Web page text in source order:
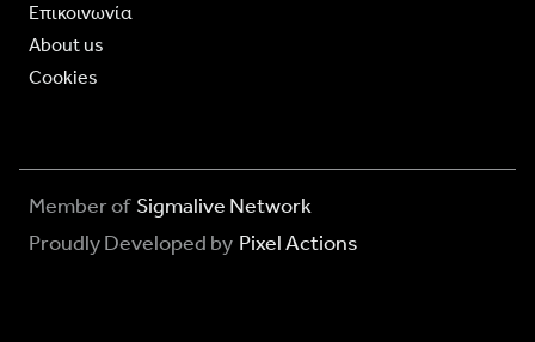
Επικοινωνία
About us
Cookies
Member of Sigmalive Network
Proudly Developed by Pixel Actions